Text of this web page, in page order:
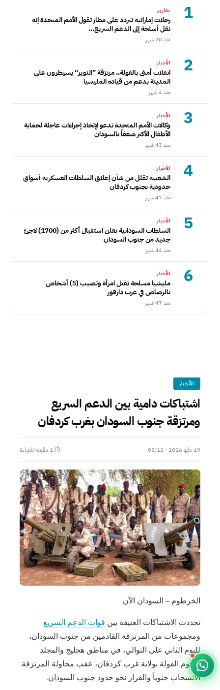
1 تقارير
رحلات إماراتية تتردد على مطار تقول الأمم المتحدة إنه
نقل أسلحة إلى الدعم السريع...
منذ 20 شهر
2 الأخبار
انفلات أمني بالفولة.. مرتزقة ”النوير“ يسيطرون على
المدينة بدعم من قيادة المليشيا
منذ 4 شهر
3 الأخبار
وكالات الأمم المتحدة تدعو لإتخاذ إجراءات عاجلة لحماية
الأطفال الأكثر ضعفاً بالسودان
منذ 43 شهر
4 الأخبار
الشعبية تقلل من شأن إغلاق السلطات العسكرية أسواق
حدودية بجنوب كردفان
منذ 47 شهر
5 الأخبار
السلطات السودانية تعلن استقبال أكثر من (1700) لاجئ
جديد من جنوب السودان
منذ 44 شهر
6 الأخبار
مليشيا مسلحة تقتل امرأة وتصيب (5) أشخاص
بالرصاص في غرب دارفور
منذ 47 شهر
الأخبار
اشتباكات دامية بين الدعم السريع
ومرتزقة جنوب السودان بغرب كردفان
19 مايو 2026 · 08:12 ⏱ 1 دقيقة للقراءة
الخرطوم – السودان الآن
تجددت الاشتباكات العنيفة بين قوات الدعم السريع
ومجموعات من المرتزقة القادمين من جنوب السودان،
لليوم الثاني على التوالي، في مناطق هجليج والمجلد
وتخوم الفولة بولاية غرب كردفان، عقب محاولة المرتزقة
الانسحاب جنوباً والفرار نحو حدود جنوب السودان.